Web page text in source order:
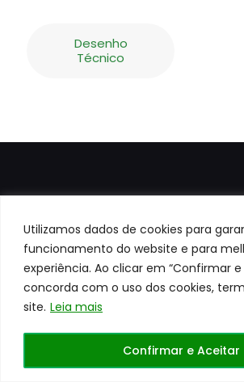
Utilizamos dados de cookies para
funcionamento do website e para
experiência. Ao clicar em “Confirmar
concorda com o uso dos cookies,
site. Leia mais
Confirmar e Aceitar
Desenho
Técnico
Todos os direitos reservados a
desenvolvido pela